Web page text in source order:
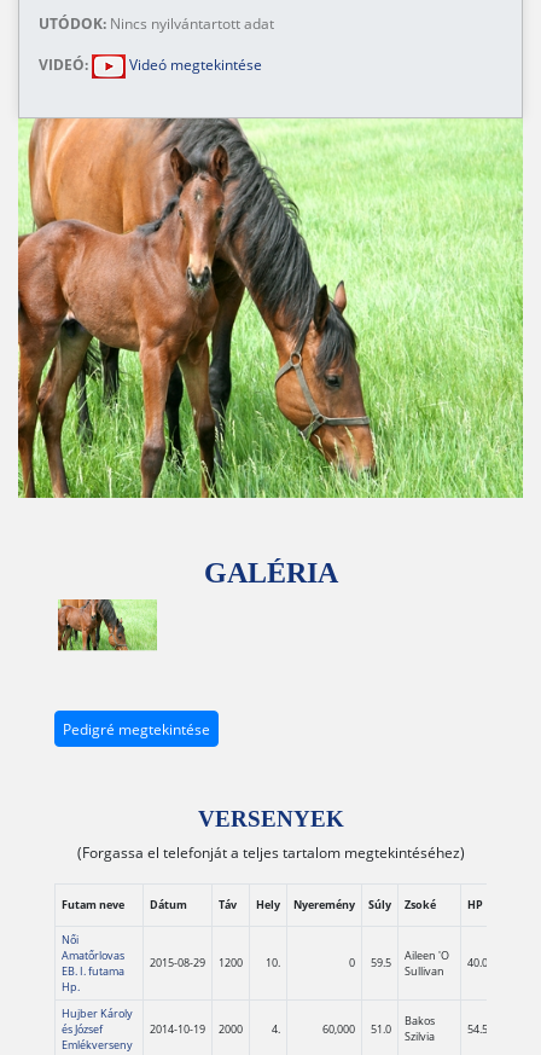
UTÓDOK: Nincs nyilvántartott adat
VIDEÓ: Videó megtekintése
GALÉRIA
Pedigré megtekintése
VERSENYEK
(Forgassa el telefonját a teljes tartalom megtekintéséhez)
Futam neve Dátum Táv Hely Nyeremény Súly Zsoké HP
Női
Amatőrlovas
EB. I. futama
Hp.
2015-08-29 1200 10. 0 59.5
Aileen 'O
Sullivan
40.0
Hujber Károly
és József
Emlékverseny
2014-10-19 2000 4. 60,000 51.0
Bakos
Szilvia
54.5